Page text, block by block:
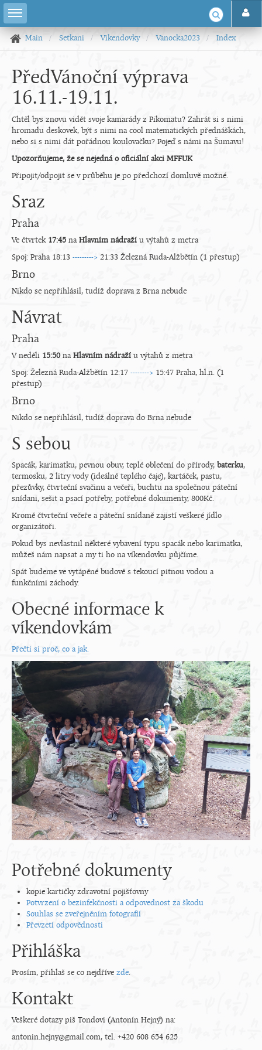
Main Setkani Vikendovky Vanocka2023 Index
PředVánoční výprava
16.11.-19.11.
Chtěl bys znovu vidět svoje kamarády z Pikomatu? Zahrát si s nimi
hromadu deskovek, být s nimi na cool matematických přednáškách,
nebo si s nimi dát pořádnou koulovačku? Pojeď s námi na Šumavu!
Upozorňujeme, že se nejedná o oficiální akci MFFUK
Připojit/odpojit se v průběhu je po předchozí domluvě možné.
Sraz
Praha
Ve čtvrtek 17:45 na Hlavním nádraží u výtahů z metra
Spoj: Praha 18:13 ---------> 21:33 Železná Ruda-Alžbětín (1 přestup)
Brno
Nikdo se nepřihlásil, tudíž doprava z Brna nebude
Návrat
Praha
V neděli 15:50na Hlavním nádraží u výtahů z metra
Spoj: Železná Ruda-Alžbětín 12:17 --------> 15:47 Praha, hl.n. (1
přestup)
Brno
Nikdo se nepřihlásil, tudíž doprava do Brna nebude
S sebou
Spacák, karimatku, pevnou obuv, teplé oblečení do přírody, baterku,
termosku, 2 litry vody (ideálně teplého čaje), kartáček, pastu,
přezůvky, čtvrteční svačinu a večeři, buchtu na společnou páteční
snídani, sešit a psací potřeby, potřebné dokumenty, 800Kč.
Kromě čtvrteční večeře a páteční snídaně zajistí veškeré jídlo
organizátoři.
Pokud bys nevlastnil některé vybavení typu spacák nebo karimatka,
můžeš nám napsat a my ti ho na víkendovku půjčíme.
Spát budeme ve vytápěné budově s tekoucí pitnou vodou a
funkčními záchody.
Obecné informace k
víkendovkám
Přečti si proč, co a jak.
Potřebné dokumenty
kopie kartičky zdravotní pojišťovny
Potvrzení o bezinfekčnosti a odpovednost za škodu
Souhlas se zveřejněním fotografií
Převzetí odpovědnosti
Přihláška
Prosím, přihlaš se co nejdříve zde.
Kontakt
Veškeré dotazy piš Tondovi (Antonín Hejný) na:
antonin.hejny@gmail.com, tel. +420 608 654 625